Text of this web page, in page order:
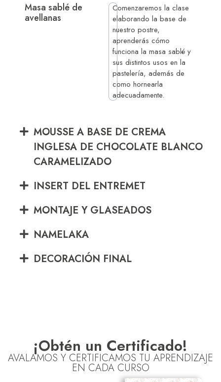
Masa sablé de
avellanas
Comenzaremos la clase
elaborando la base de
nuestro postre,
aprenderás cómo
funciona la masa sablé y
sus distintos usos en la
pastelería, además de
como hornearla
adecuadamente.
MOUSSE A BASE DE CREMA
INGLESA DE CHOCOLATE BLANCO
CARAMELIZADO
INSERT DEL ENTREMET
MONTAJE Y GLASEADOS
NAMELAKA
DECORACIÓN FINAL
¡Obtén un Certificado!
AVALAMOS Y CERTIFICAMOS TU APRENDIZAJE
EN CADA CURSO